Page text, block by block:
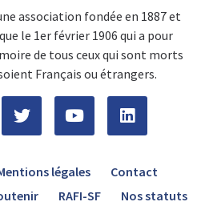
association fondée en 1887 et
le 1er février 1906 qui a pour
de tous ceux qui sont morts
Français ou étrangers.
légales
Contact
RAFI-SF Nos statuts